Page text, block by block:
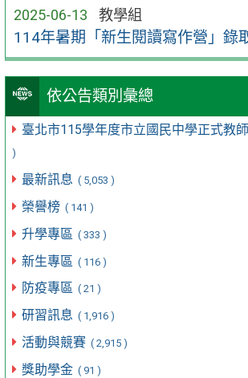
2025-06-13 教學組
114年暑期「新生閱讀寫作營」錄
依公告類別彙總
臺北市115學年度市立國民中學正式教
)
最新訊息 ( 5,053 )
榮譽榜 ( 141 )
升學專區 ( 333 )
新生專區 ( 116 )
防疫專區 ( 21 )
研習訊息 ( 1,916 )
活動與競賽 ( 2,915 )
獎助學金 ( 91 )